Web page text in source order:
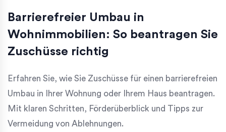
Barrierefreier Umbau in
Wohnimmobilien: So beantragen Sie
Zuschüsse richtig
Erfahren Sie, wie Sie Zuschüsse für einen barrierefreien
Umbau in Ihrer Wohnung oder Ihrem Haus beantragen.
Mit klaren Schritten, Förderüberblick und Tipps zur
Vermeidung von Ablehnungen.